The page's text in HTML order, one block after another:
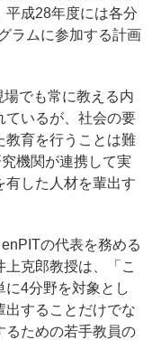
平成28年度には各分
ラムに参加する計画
でも常に教える内
ているが、社会の要
教育を行うことは難
機関が連携して実
有した人材を輩出す
の代表を務める
克郎教授は、「こ
4分野を対象とし
出することだけでな
るための若手教員の